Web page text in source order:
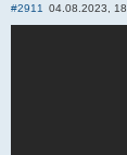
#2911 04.08.2023,